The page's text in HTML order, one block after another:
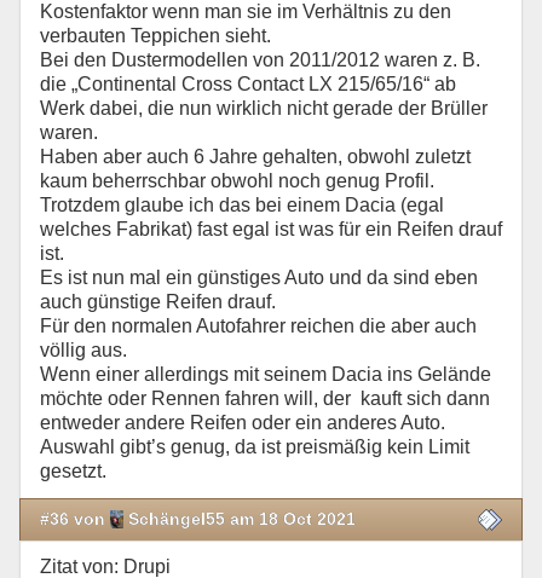
Kostenfaktor wenn man sie im Verhältnis zu den
verbauten Teppichen sieht.
Bei den Dustermodellen von 2011/2012 waren z. B.
die „Continental Cross Contact LX 215/65/16“ ab
Werk dabei, die nun wirklich nicht gerade der Brüller
waren.
Haben aber auch 6 Jahre gehalten, obwohl zuletzt
kaum beherrschbar obwohl noch genug Profil.
Trotzdem glaube ich das bei einem Dacia (egal
welches Fabrikat) fast egal ist was für ein Reifen drauf
ist.
Es ist nun mal ein günstiges Auto und da sind eben
auch günstige Reifen drauf.
Für den normalen Autofahrer reichen die aber auch
völlig aus.
Wenn einer allerdings mit seinem Dacia ins Gelände
möchte oder Rennen fahren will, der kauft sich dann
entweder andere Reifen oder ein anderes Auto.
Auswahl gibt’s genug, da ist preismäßig kein Limit
gesetzt.
#36 von Schängel55 am 18 Oct 2021
Zitat von: Drupi